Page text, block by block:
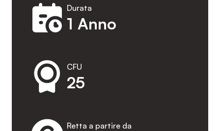
1 Anno
Durata
25
CFU
Retta a partire da